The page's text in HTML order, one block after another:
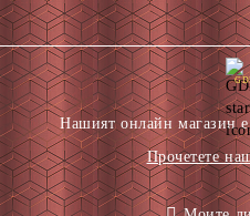
Нашият онлайн магазин
Прочетете